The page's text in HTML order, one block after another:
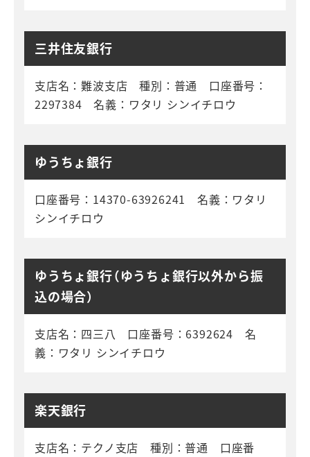
三井住友銀行
支店名：難波支店 種別：普通 口座番号：
2297384 名義：ワタリ シンイチロウ
ゆうちょ銀行
口座番号：14370-63926241 名義：ワタリ
シンイチロウ
ゆうちょ銀行（ゆうちょ銀行以外から振
込の場合）
支店名：四三八 口座番号：6392624 名
義：ワタリ シンイチロウ
楽天銀行
支店名：テクノ支店 種別：普通 口座番